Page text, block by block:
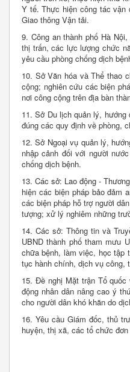
Y tế. Thực hiện công tác vận
Giao thông Vận tải.
9. Công an thành phố Hà
thị trấn, các lực lượng chức
yêu cầu phòng chống dịch
10. Sở Văn hóa và Thể thao
cộng; nghiên cứu các biện
nơi công cộng trên địa bàn
11. Sở Du lịch quản lý,
đúng các quy định về phòng,
12. Sở Ngoại vụ quản lý,
nhập cảnh đối với người
chống dịch bệnh.
13. Các sở: Lao động -
hiện các biện pháp bảo đảm
các biện pháp hỗ trợ người
tượng; xử lý nghiêm những
14. Các sở: Thông tin và
UBND thành phố tham mưu
chữa bệnh, làm việc, học tập
tục hành chính, dịch vụ
15. Đề nghị Mặt trận Tổ
động nhân dân nâng cao ý
cho người dân khó khăn do
16. Yêu cầu Giám đốc, thủ
huyện, thị xã, các tổ chức